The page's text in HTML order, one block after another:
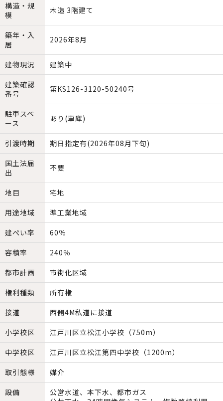
構造・規
模
木造 3階建て
築年・入
居
2026年8月
建物現況
建築中
建築確認
番号
第KS126-3120-50240号
駐車スペ
ース
あり(車庫)
引渡時期
期日指定有(2026年08月下旬)
国土法届
出
不要
地目
宅地
用途地域
準工業地域
建ぺい率
60％
容積率
240％
都市計画
市街化区域
権利種類
所有権
接道
西側4M私道に接道
小学校区
江戸川区立松江小学校（750m）
中学校区
江戸川区立松江第四中学校（1200m）
取引態様
媒介
設備
公営水道、本下水、都市ガス